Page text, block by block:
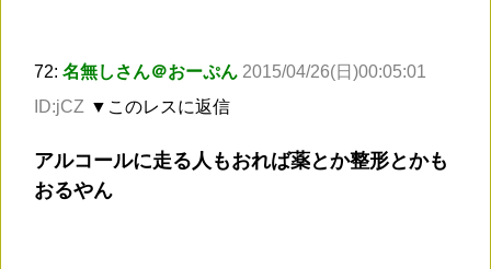
72: 名無しさん＠おーぷん 2015/04/26(日)00:05:01
ID:jCZ ▼このレスに返信
アルコールに走る人もおれば薬とか整形とかも
おるやん